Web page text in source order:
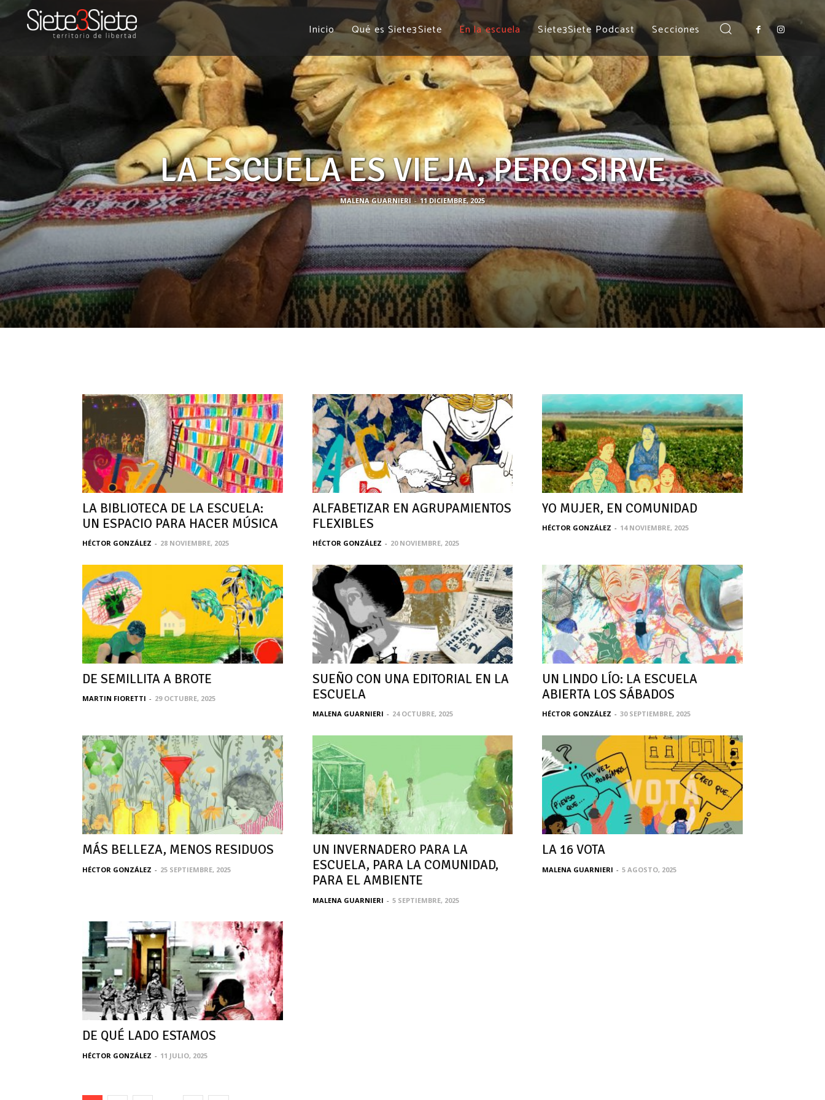
Inicio Qué es Siete3Siete En la escuela Siete3Siete Podcast Secciones
EN LAS ESCUELAS ANDAN HACIENDO
MÁS RECIENTES
LA ESCUELA ES VIEJA, PERO SIRVE
MALENA GUARNIERI - 11 DICIEMBRE, 2025
LA BIBLIOTECA DE LA ESCUELA:
UN ESPACIO PARA HACER MÚSICA
HÉCTOR GONZÁLEZ - 28 NOVIEMBRE, 2025
ALFABETIZAR EN AGRUPAMIENTOS
FLEXIBLES
HÉCTOR GONZÁLEZ - 20 NOVIEMBRE, 2025
YO MUJER, EN COMUNIDAD
HÉCTOR GONZÁLEZ - 14 NOVIEMBRE, 2025
DE SEMILLITA A BROTE
MARTIN FIORETTI - 29 OCTUBRE, 2025
SUEÑO CON UNA EDITORIAL EN LA
ESCUELA
MALENA GUARNIERI - 24 OCTUBRE, 2025
UN LINDO LÍO: LA ESCUELA
ABIERTA LOS SÁBADOS
HÉCTOR GONZÁLEZ - 30 SEPTIEMBRE, 2025
MÁS BELLEZA, MENOS RESIDUOS
HÉCTOR GONZÁLEZ - 25 SEPTIEMBRE, 2025
UN INVERNADERO PARA LA
ESCUELA, PARA LA COMUNIDAD,
PARA EL AMBIENTE
MALENA GUARNIERI - 5 SEPTIEMBRE, 2025
LA 16 VOTA
MALENA GUARNIERI - 5 AGOSTO, 2025
DE QUÉ LADO ESTAMOS
HÉCTOR GONZÁLEZ - 11 JULIO, 2025